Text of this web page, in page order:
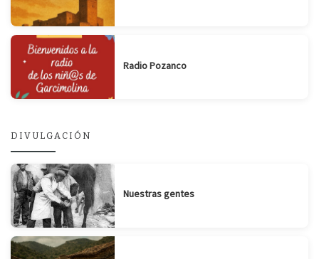
Radio Pozanco
DIVULGACIÓN
Nuestras gentes